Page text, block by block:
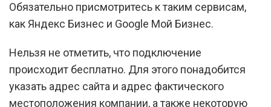
Обязательно присмотритесь к таким сервисам,
как Яндекс Бизнес и Google Мой Бизнес.
Нельзя не отметить, что подключение
происходит бесплатно. Для этого понадобится
указать адрес сайта и адрес фактического
местоположения компании, а также некоторую